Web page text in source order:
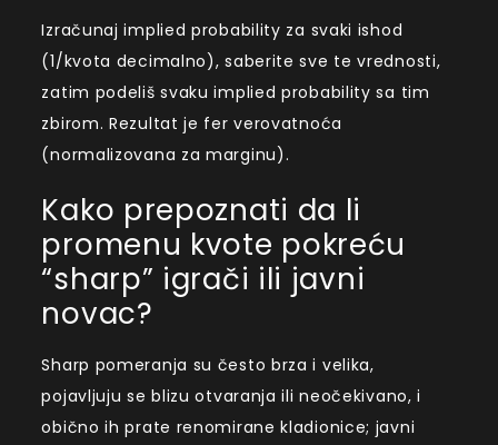
Izračunaj implied probability za svaki ishod
(1/kvota decimalno), saberite sve te vrednosti,
zatim podeliš svaku implied probability sa tim
zbirom. Rezultat je fer verovatnoća
(normalizovana za marginu).
Kako prepoznati da li
promenu kvote pokreću
“sharp” igrači ili javni
novac?
Sharp pomeranja su često brza i velika,
pojavljuju se blizu otvaranja ili neočekivano, i
obično ih prate renomirane kladionice; javni